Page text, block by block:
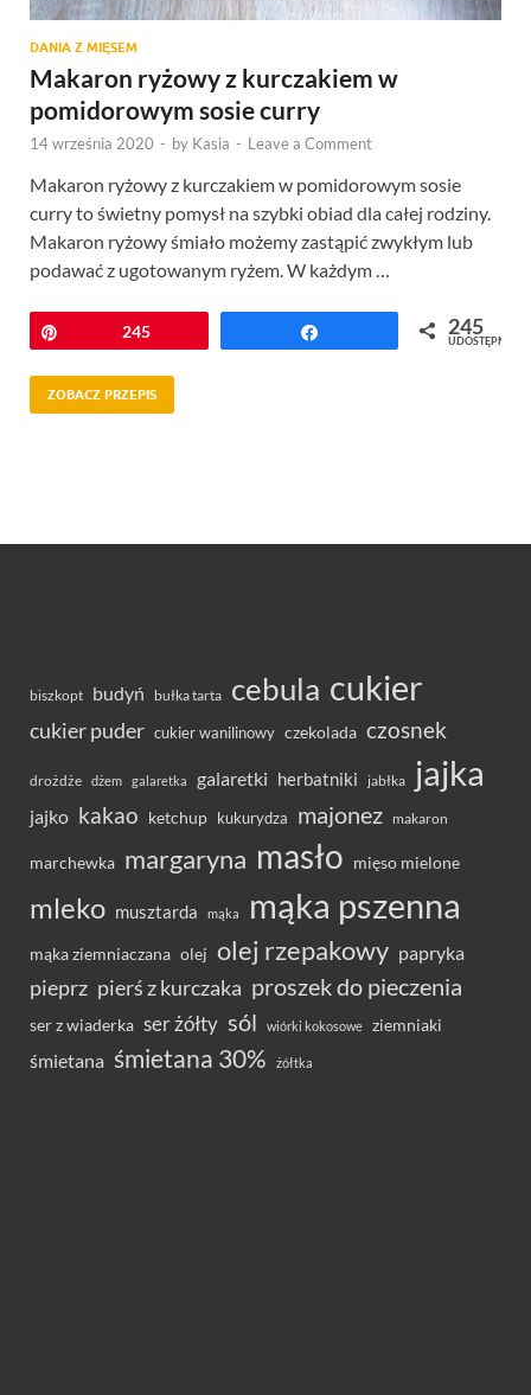
DANIA Z MIĘSEM
Makaron ryżowy z kurczakiem w
pomidorowym sosie curry
14 września 2020 - by Kasia - Leave a Comment
Makaron ryżowy z kurczakiem w pomidorowym sosie
curry to świetny pomysł na szybki obiad dla całej rodziny.
Makaron ryżowy śmiało możemy zastąpić zwykłym lub
podawać z ugotowanym ryżem. W każdym …
Przypnij245 245
UDOSTĘPNIEŃ
ZOBACZ PRZEPIS
biszkopt budyń bułka tarta cebula cukier
cukier puder cukier wanilinowy czekolada czosnek
drożdże dżem galaretka galaretki herbatniki jabłka jajka
jajko kakao ketchup kukurydza majonez makaron
marchewka margaryna masło mięso mielone
mleko musztarda mąka mąka pszenna
mąka ziemniaczana olej olej rzepakowy papryka
pieprz pierś z kurczaka proszek do pieczenia
ser z wiaderka ser żółty sól wiórki kokosowe ziemniaki
śmietana śmietana 30% żółtka